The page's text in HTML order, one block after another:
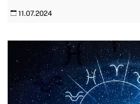
11.07.2024